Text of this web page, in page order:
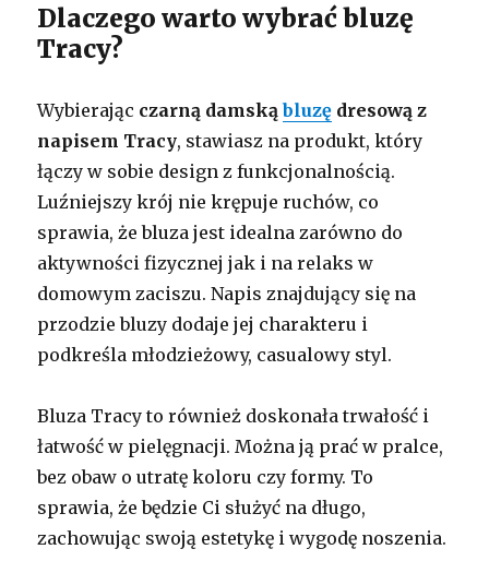
Dlaczego warto wybrać bluzę
Tracy?
Wybierając czarną damskąbluzę dresową z
napisem Tracy, stawiasz na produkt, który
łączy w sobie design z funkcjonalnością.
Luźniejszy krój nie krępuje ruchów, co
sprawia, że bluza jest idealna zarówno do
aktywności fizycznej jak i na relaks w
domowym zaciszu. Napis znajdujący się na
przodzie bluzy dodaje jej charakteru i
podkreśla młodzieżowy, casualowy styl.
Bluza Tracy to również doskonała trwałość i
łatwość w pielęgnacji. Można ją prać w pralce,
bez obaw o utratę koloru czy formy. To
sprawia, że będzie Ci służyć na długo,
zachowując swoją estetykę i wygodę noszenia.